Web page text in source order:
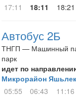
17:11
18:11 18:21
Автобус 2Б
ТНГП — Машинный
парк
идет по
Микрорайон Яшьлек
05:55
06:43 11:16